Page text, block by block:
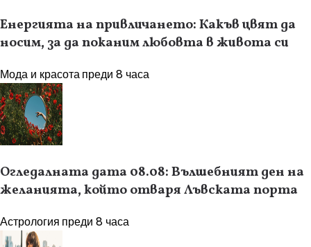
Енергията на привличането: Какъв цвят да
носим, за да поканим любовта в живота си
Мода и красотапреди 8 часа
Огледалната дата 08.08: Вълшебният ден на
желанията, който отваря Лъвската порта
Астрология преди 8 часа